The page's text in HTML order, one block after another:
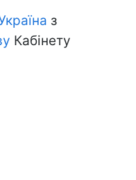
з
Кабінету